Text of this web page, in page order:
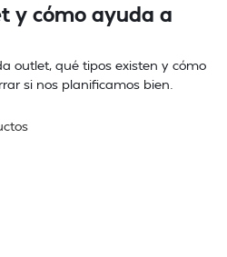
y cómo ayuda a
outlet, qué tipos existen y cómo
si nos planificamos bien.